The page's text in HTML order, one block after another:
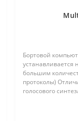
Бортовой
устанавливается
большим
протоколы)
голосового